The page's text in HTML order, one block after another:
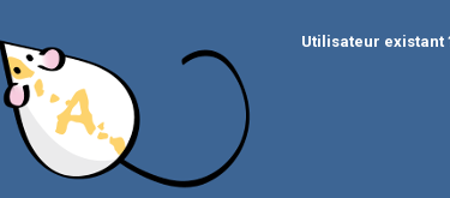
Utilisateur existant